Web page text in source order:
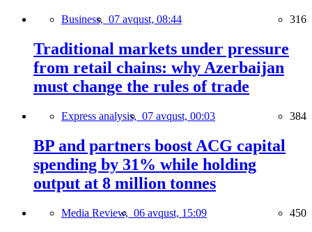
Business, 07 avqust, 08:44 316
Traditional markets under pressure
from retail chains: why Azerbaijan
must change the rules of trade
Express analysis, 07 avqust, 00:03 384
BP and partners boost ACG capital
spending by 31% while holding
output at 8 million tonnes
Media Review, 06 avqust, 15:09 450